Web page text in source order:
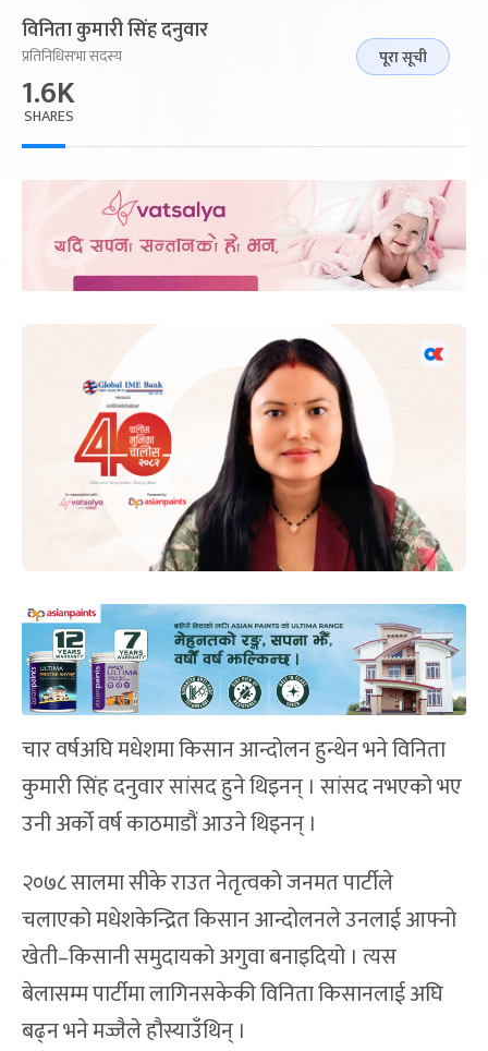
विनिता कुमारी सिंह दनुवार
प्रतिनिधिसभा सदस्य पूरा सूची
1.6K
SHARES
चार वर्षअघि मधेशमा किसान आन्दोलन हुन्थेन भने विनिता
कुमारी सिंह दनुवार सांसद हुने थिइनन् । सांसद नभएको भए
उनी अर्को वर्ष काठमाडौं आउने थिइनन् ।
२०७८ सालमा सीके राउत नेतृत्वको जनमत पार्टीले
चलाएको मधेशकेन्द्रित किसान आन्दोलनले उनलाई आफ्नो
खेती–किसानी समुदायको अगुवा बनाइदियो । त्यस
बेलासम्म पार्टीमा लागिनसकेकी विनिता किसानलाई अघि
बढ्न भने मज्जैले हौस्याउँथिन् ।